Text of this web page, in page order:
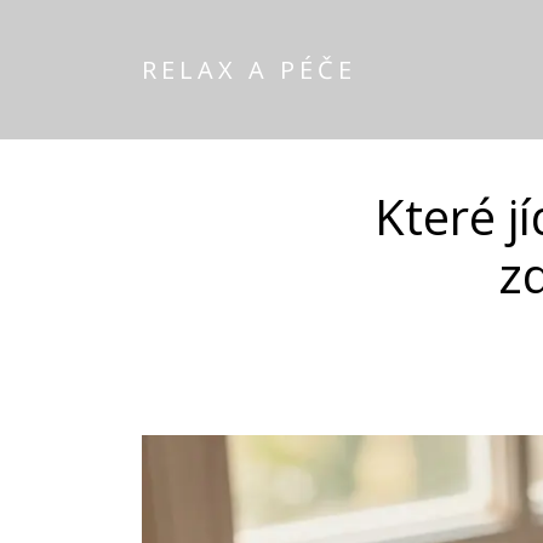
RELAX A PÉČE
Které